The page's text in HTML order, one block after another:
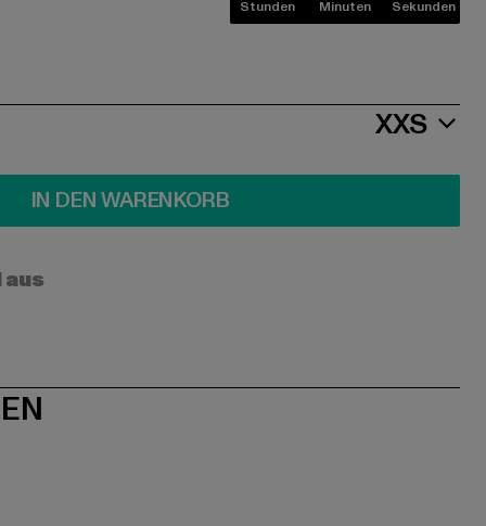
Stunden Minuten Sekunden
XXS
IN DEN WARENKORB